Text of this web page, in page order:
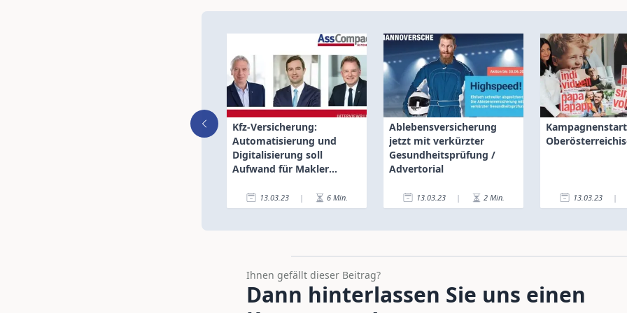
Kfz-Versicherung:
Automatisierung und
Digitalisierung soll
Aufwand für Makler
13.03.23 | 6 Min.
Ablebensversicherung
jetzt mit verkürzter
Gesundheitsprüfung /
Advertorial
13.03.23 | 2 Min. 13.03.23 |
Ihnen gefällt dieser Beitrag?
Dann hinterlassen Sie uns einen